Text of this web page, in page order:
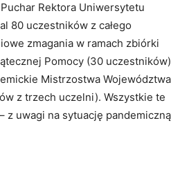
Rektora Uniwersytetu
80 uczestników z całego
zmagania w ramach zbiórki
Pomocy (30 uczestników)
Mistrzostwa Województwa
z trzech uczelni). Wszystkie te
z uwagi na sytuację pandemiczną